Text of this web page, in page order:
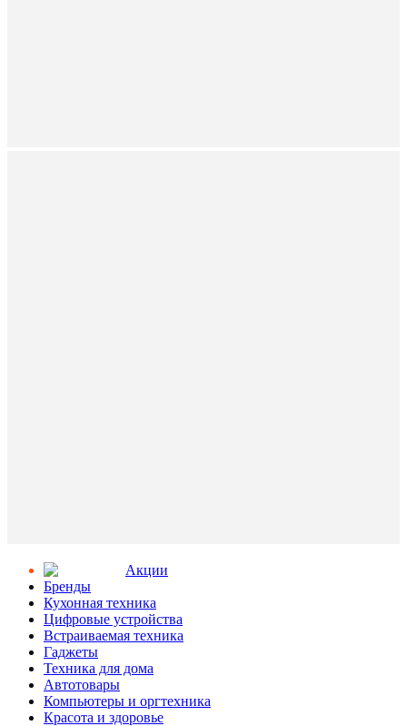
Aкции
Бренды
Кухонная техника
Цифровые устройства
Встраиваемая техника
Гаджеты
Техника для дома
Автотовары
Компьютеры и оргтехника
Красота и здоровье